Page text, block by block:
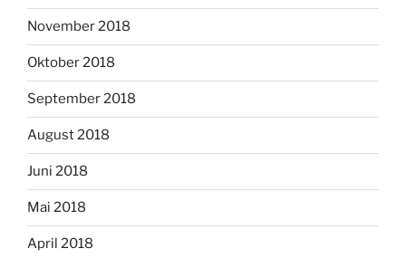
November 2018
Oktober 2018
September 2018
August 2018
Juni 2018
Mai 2018
April 2018